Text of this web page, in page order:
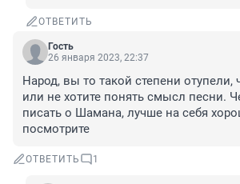
ОТВЕТИТЬ
Гость
26 января 2023, 22:37
Народ, вы то такой степени отупели,
или не хотите понять смысл песни.
писать о Шамана, лучше на себя
посмотрите
ОТВЕТИТЬ 1